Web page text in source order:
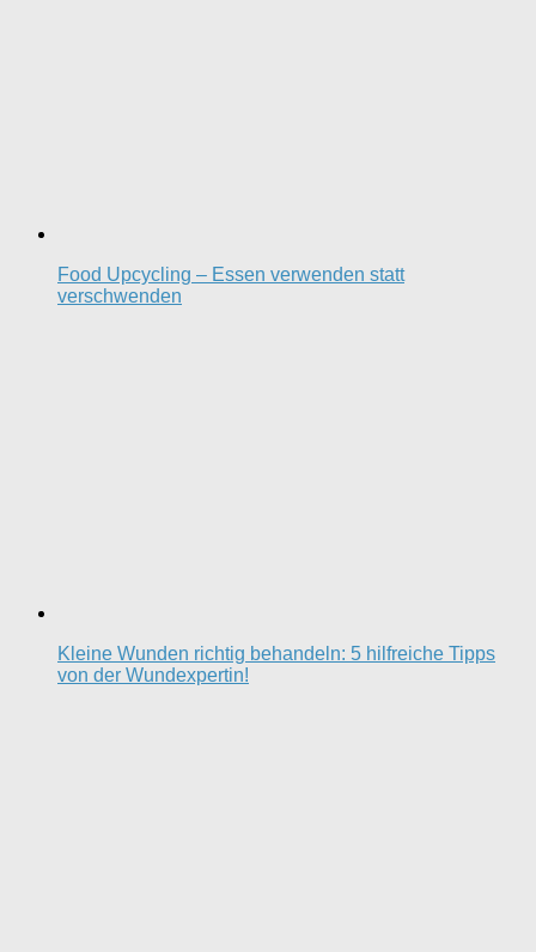
Food Upcycling – Essen verwenden statt
verschwenden
Kleine Wunden richtig behandeln: 5 hilfreiche Tipps
von der Wundexpertin!